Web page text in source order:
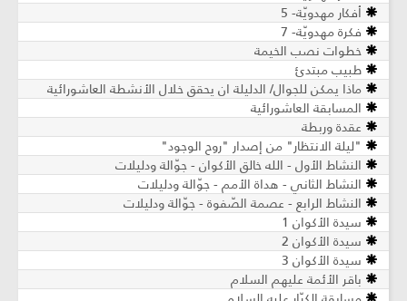
أفكار مهدويّة- 5
فكرة مهدويّة- 7
خطوات نصب الخيمة
طبيب مبتدئ
ماذا يمكن للجوال/ الدليلة ان يحقق خلال الأنشطة العاشورائية
المسابقة العاشورائية
عقدة وربطة
"ليلة الانتظار" من إصدار "روح الوجود"
النشاط الأول - الله خالق الأكوان - جوّالة ودليلات
النشاط الثاني - هداة الأمم - جوّالة ودليلات
النشاط الرابع - عصمة الصّفوة - جوّالة ودليلات
سيدة الأكوان 1
سيدة الأكوان 2
سيدة الأكوان 3
باقر الأئمة عليهم السلام